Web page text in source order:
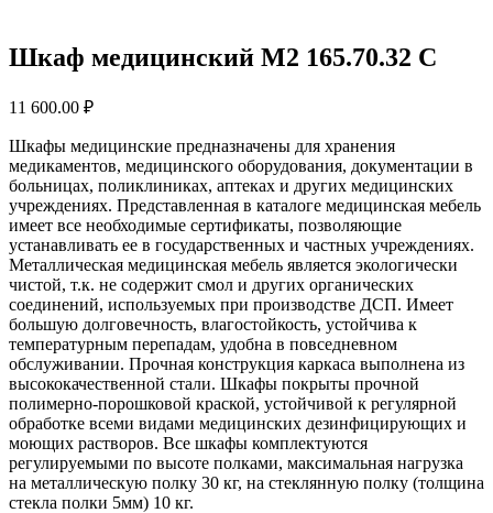
Шкаф медицинский М2 165.70.32 С
11 600.00 ₽
Шкафы медицинские предназначены для хранения
медикаментов, медицинского оборудования, документации в
больницах, поликлиниках, аптеках и других медицинских
учреждениях. Представленная в каталоге медицинская мебель
имеет все необходимые сертификаты, позволяющие
устанавливать ее в государственных и частных учреждениях.
Металлическая медицинская мебель является экологически
чистой, т.к. не содержит смол и других органических
соединений, используемых при производстве ДСП. Имеет
большую долговечность, влагостойкость, устойчива к
температурным перепадам, удобна в повседневном
обслуживании. Прочная конструкция каркаса выполнена из
высококачественной стали. Шкафы покрыты прочной
полимерно-порошковой краской, устойчивой к регулярной
обработке всеми видами медицинских дезинфицирующих и
моющих растворов. Все шкафы комплектуются
регулируемыми по высоте полками, максимальная нагрузка
на металлическую полку 30 кг, на стеклянную полку (толщина
стекла полки 5мм) 10 кг.